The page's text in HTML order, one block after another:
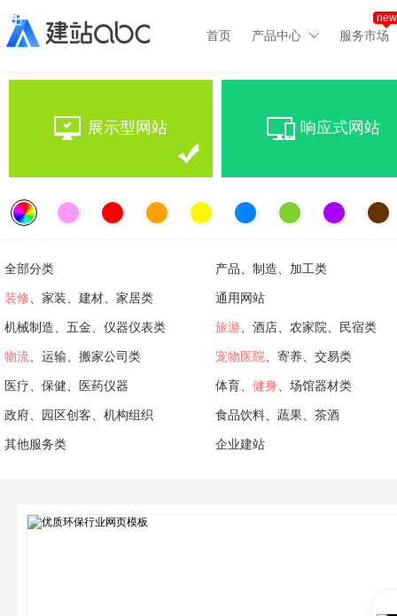
首页 产品中心 服务市场
new
展示型网站 响应式网站
全部分类 产品、制造、加工类
装修 、家装、建材、家居类 通用网站
机械制造、五金、仪器仪表类 旅游 、酒店、农家院、民宿类
物流 、运输、搬家公司类 宠物医院 、寄养、交易类
医疗、保健、医药仪器 体育、 健身 、场馆器材类
政府、园区创客、机构组织 食品饮料、蔬果、茶酒
其他服务类 企业建站